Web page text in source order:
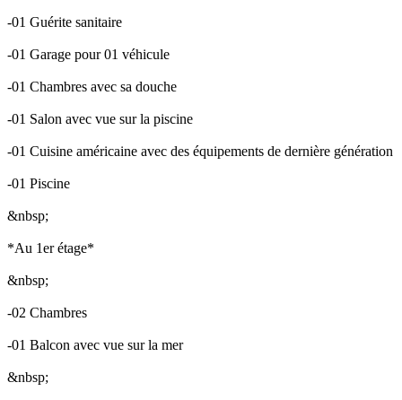
-01 Guérite sanitaire
-01 Garage pour 01 véhicule
-01 Chambres avec sa douche
-01 Salon avec vue sur la piscine
-01 Cuisine américaine avec des équipements de dernière génération
-01 Piscine
&nbsp;
*Au 1er étage*
&nbsp;
-02 Chambres
-01 Balcon avec vue sur la mer
&nbsp;